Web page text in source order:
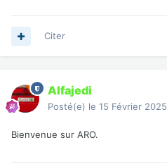
Citer
Alfajedi
Posté(e) le 15 Février 2025
Bienvenue sur ARO.